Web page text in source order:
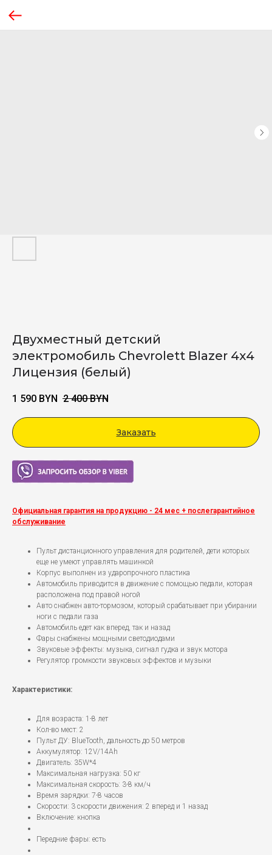
Двухместный детский
электромобиль Chevrolett Blazer 4х4
Лицензия (белый)
1 590 BYN 2 400 BYN
Заказать
Viber
Официальная гарантия на продукцию - 24 мес + послегарантийное
обслуживание
Пульт дистанционного управления для родителей, дети которых
еще не умеют управлять машинкой
Корпус выполнен из ударопрочного пластика
Автомобиль приводится в движение с помощью педали, которая
расположена под правой ногой
Авто снабжен авто-тормозом, который срабатывает при убирании
ноги с педали газа
Автомобиль едет как вперед, так и назад
Фары снабжены мощными светодиодами
Звуковые эффекты: музыка, сигнал гудка и звук мотора
Регулятор громкости звуковых эффектов и музыки
Характеристики:
Для возраста: 1-8 лет
Кол-во мест: 2
Пульт ДУ: BlueTooth, дальность до 50 метров
Аккумулятор: 12V/14Ah
Двигатель: 35W*4
Максимальная нагрузка: 50 кг
Максимальная скорость: 3-8 км/ч
Время зарядки: 7-8 часов
Скорости: 3 скорости движения: 2 вперед и 1 назад
Включение: кнопка
Передние фары: есть